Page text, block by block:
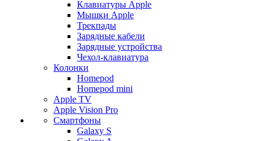
Клавиатуры Apple
Мышки Apple
Трекпады
Зарядные кабели
Зарядные устройства
Чехол-клавиатура
Колонки
Homepod
Homepod mini
Apple TV
Apple Vision Pro
Смартфоны
Galaxy S